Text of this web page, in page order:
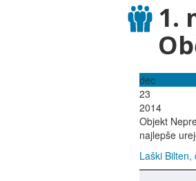
1.
dec
23
2014
Objekt
najlepše
Laški